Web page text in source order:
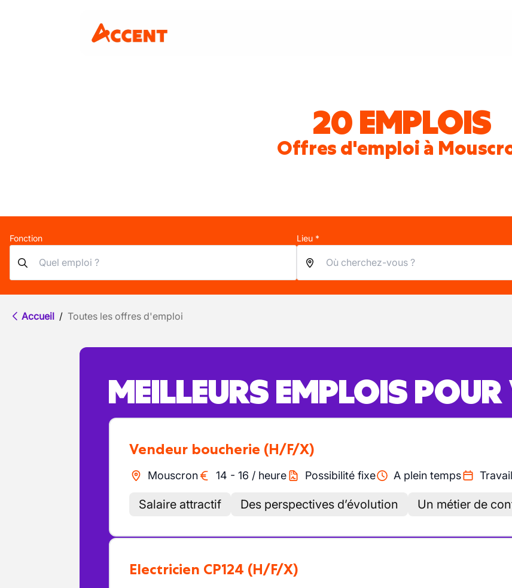
20 EMPLOIS
Offres d'emploi à
Fonction Lieu *
Accueil / Toutes les offres d'emploi
MEILLEURS EMPLOIS
Vendeur boucherie (H/F/X)
Mouscron 14 - 16 / heure Possibilité fixe A plein temps
Salaire attractif Des perspectives d’évolution Un métier de
Electricien CP124 (H/F/X)